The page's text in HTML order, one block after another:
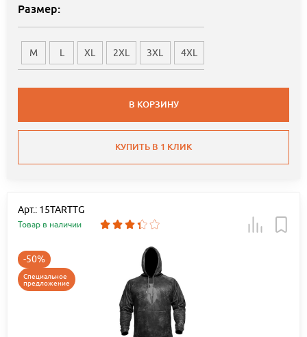
Размер:
M L XL 2XL 3XL 4XL
В КОРЗИНУ
КУПИТЬ В 1 КЛИК
Арт.: 15TARTTG
Товар в наличии
-50%
Специальное
предложение